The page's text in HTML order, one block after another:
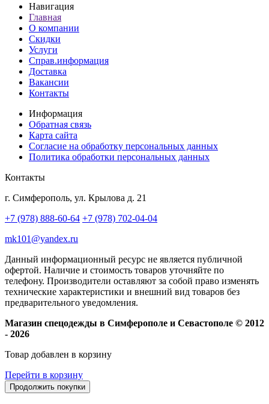
Навигация
Главная
О компании
Скидки
Услуги
Справ.информация
Доставка
Вакансии
Контакты
Информация
Обратная связь
Карта сайта
Согласие на обработку персональных данных
Политика обработки персональных данных
Контакты
г. Симферополь, ул. Крылова д. 21
+7 (978) 888-60-64 +7 (978) 702-04-04
mk101@yandex.ru
Данный информационный ресурс не является публичной
офертой. Наличие и стоимость товаров уточняйте по
телефону. Производители оставляют за собой право изменять
технические характеристики и внешний вид товаров без
предварительного уведомления.
Магазин спецодежды в Симферополе и Севастополе © 2012
- 2026
Товар добавлен в корзину
Перейти в корзину
Продолжить покупки